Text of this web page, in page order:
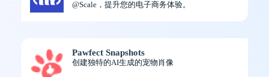
@Scale，提升您的电子商务体验。
Pawfect Snapshots
创建独特的AI生成的宠物肖像